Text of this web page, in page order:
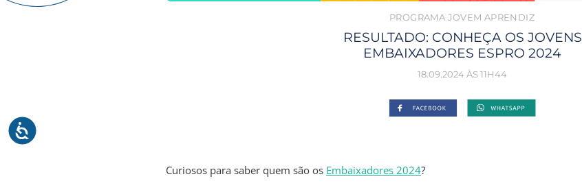
PROGRAMA JOVEM APRENDIZ
RESULTADO: CONHEÇA OS JOVENS
EMBAIXADORES ESPRO 2024
18.09.2024 ÀS 11H44
Curiosos para saber quem são os Embaixadores 2024?